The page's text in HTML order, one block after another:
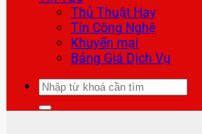
Thủ Thuật Hay
Tin Công Nghệ
Khuyến mại
Bảng Giá Dịch Vụ
Tìm
kiếm: